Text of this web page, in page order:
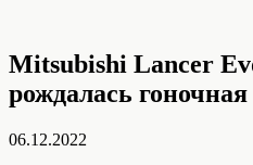
Mitsubishi Lancer
рождалась гоночная
06.12.2022